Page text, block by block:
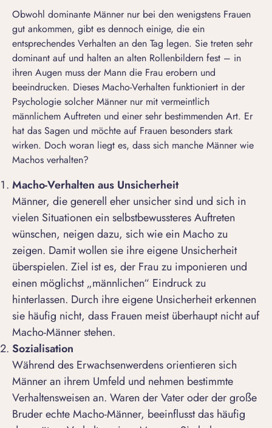
Obwohl dominante Männer nur bei den wenigstens Frauen
gut ankommen, gibt es dennoch einige, die ein
entsprechendes Verhalten an den Tag legen. Sie treten sehr
dominant auf und halten an alten Rollenbildern fest – in
ihren Augen muss der Mann die Frau erobern und
beeindrucken. Dieses Macho-Verhalten funktioniert in der
Psychologie solcher Männer nur mit vermeintlich
männlichem Auftreten und einer sehr bestimmenden Art. Er
hat das Sagen und möchte auf Frauen besonders stark
wirken. Doch woran liegt es, dass sich manche Männer wie
Machos verhalten?
Macho-Verhalten aus Unsicherheit
Männer, die generell eher unsicher sind und sich in
vielen Situationen ein selbstbewussteres Auftreten
wünschen, neigen dazu, sich wie ein Macho zu
zeigen. Damit wollen sie ihre eigene Unsicherheit
überspielen. Ziel ist es, der Frau zu imponieren und
einen möglichst „männlichen“ Eindruck zu
hinterlassen. Durch ihre eigene Unsicherheit erkennen
sie häufig nicht, dass Frauen meist überhaupt nicht auf
Macho-Männer stehen.
Sozialisation
Während des Erwachsenwerdens orientieren sich
Männer an ihrem Umfeld und nehmen bestimmte
Verhaltensweisen an. Waren der Vater oder der große
Bruder echte Macho-Männer, beeinflusst das häufig